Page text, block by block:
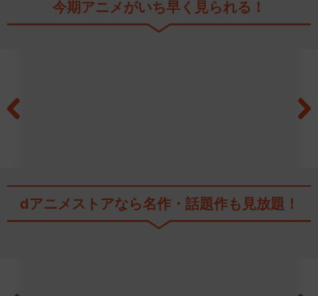
今期アニメがいち早く見られる！
dアニメストアなら名作・話題作も見放題！